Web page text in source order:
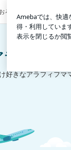
い！！ | アラフ
おろしポン酢でいただく好
ラフィフマ
好きなアラフィフ